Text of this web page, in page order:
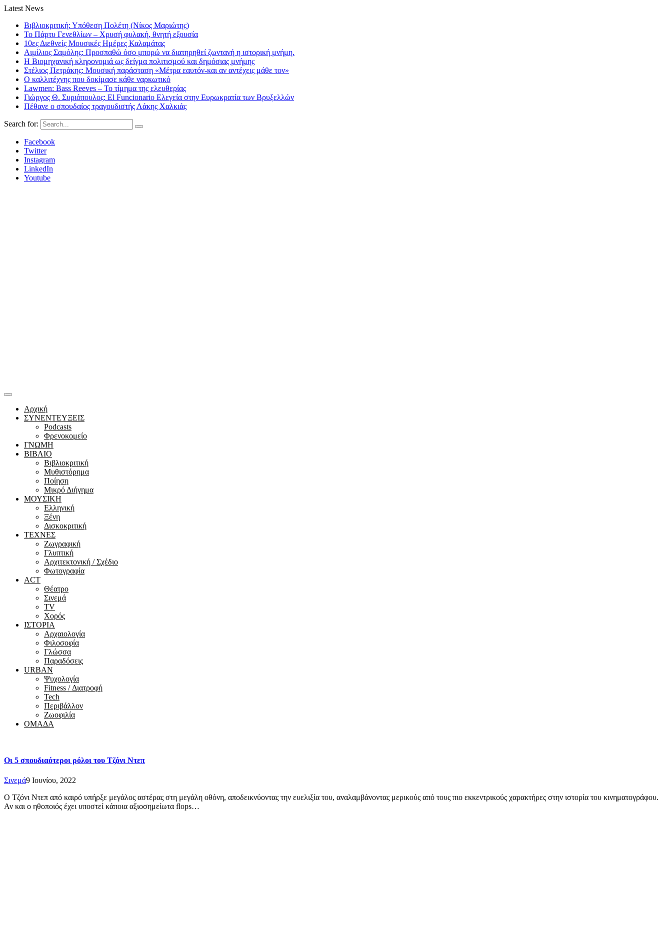
Latest News
Βιβλιοκριτική: Υπόθεση Πολέτη (Νίκος Μαριώτης)
Το Πάρτυ Γενεθλίων – Χρυσή φυλακή, θνητή εξουσία
10ες Διεθνείς Μουσικές Ημέρες Καλαμάτας
Αιμίλιος Σαμόλης: Προσπαθώ όσο μπορώ να διατηρηθεί ζωντανή η ιστορική μνήμη.
Η Βιομηχανική κληρονομιά ως δείγμα πολιτισμού και δημόσιας μνήμης
Στέλιος Πετράκης: Μουσική παράσταση «Μέτρα εαυτόν-και αν αντέχεις μάθε τον»
Ο καλλιτέχνης που δοκίμασε κάθε ναρκωτικό
Lawmen: Bass Reeves – Το τίμημα της ελευθερίας
Γιώργος Θ. Συριόπουλος: El Funcionario Ελεγεία στην Ευρωκρατία των Βρυξελλών
Πέθανε ο σπουδαίος τραγουδιστής Λάκης Χαλκιάς
Search for:
Facebook
Twitter
Instagram
LinkedIn
Youtube
Αρχική
ΣΥΝΕΝΤΕΥΞΕΙΣ
Podcasts
Φρενοκομείο
ΓΝΩΜΗ
ΒΙΒΛΙΟ
Βιβλιοκριτική
Μυθιστόρημα
Ποίηση
Μικρό Διήγημα
ΜΟΥΣΙΚΗ
Ελληνική
Ξένη
Δισκοκριτική
ΤΕΧΝΕΣ
Ζωγραφική
Γλυπτική
Αρχιτεκτονική / Σχέδιο
Φωτογραφία
ACT
Θέατρο
Σινεμά
ΤV
Χορός
ΙΣΤΟΡΙΑ
Αρχαιολογία
Φιλοσοφία
Γλώσσα
Παραδόσεις
URBAN
Ψυχολογία
Fitness / Διατροφή
Tech
Περιβάλλον
Ζωοφιλία
ΟΜΑΔΑ
Οι 5 σπουδιαότεροι ρόλοι του Τζόνι Ντεπ
Σινεμά9 Ιουνίου, 2022
Ο Τζόνι Ντεπ από καιρό υπήρξε μεγάλος αστέρας στη μεγάλη οθόνη, αποδεικνύοντας την ευελιξία του, αναλαμβάνοντας μερικούς από τους πιο εκκεντρικούς χαρακτήρες στην ιστορία του κινηματογράφου.
Αν και ο ηθοποιός έχει υποστεί κάποια αξιοσημείωτα flops…